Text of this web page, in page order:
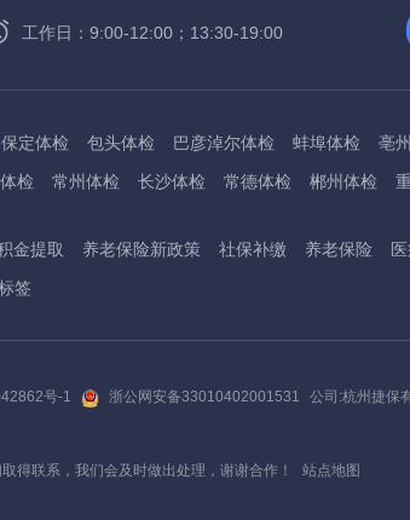
工作日：9:00-12:00；13:30-19:00
保定体检 包头体检 巴彦淖尔体检 蚌埠体检 亳
检 常州体检 长沙体检 常德体检 郴州体检
体检 广元体检 贵阳体检 红河体检 邯郸体检
体检
检 齐齐哈尔体检 鸡西体检 嘉兴体检 金华体检
来宾体检
金提取 养老保险新政策 社保补缴 养老保险
签
号-1 浙公网安备33010402001531 公司:杭州捷保
得联系，我们会及时做出处理，谢谢合作！ 站点地图